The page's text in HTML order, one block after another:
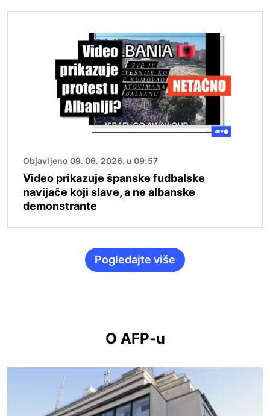
Objavljeno 09. 06. 2026. u 09:57
Video prikazuje španske fudbalske
navijače koji slave, a ne albanske
demonstrante
Pogledajte više
O AFP-u